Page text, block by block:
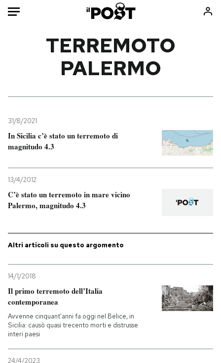
Mondo
Tecnologia
Internet
Cultura
Economia
Sport
Libri
Ok Boomer!
Europa
Mondiali calcio 2026
PODCAST
NEWSLETTER
I MIEI PREFERITI
SHOP
TERREMOTO
PALERMO
31/8/2021
In Sicilia c’è stato un terremoto di
magnitudo 4.3
13/4/2012
C’è stato un terremoto in mare vicino
Palermo, magnitudo 4.3
Altri articoli su questo argomento
14/1/2018
Il primo terremoto dell’Italia
contemporanea
Avvenne cinquant'anni fa oggi nel Belice, in
Sicilia: causò quasi trecento morti e distrusse
interi paesi
24/4/2023